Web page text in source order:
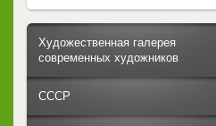
Художественная галерея
современных художников
СССР